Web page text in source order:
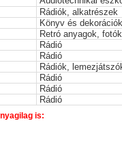
Rádiók, alkatrészek
Könyv és dekorációk
Retró anyagok, fotók
Rádió
Rádió
Rádiók,
Rádió
Rádió
Rádió
is: